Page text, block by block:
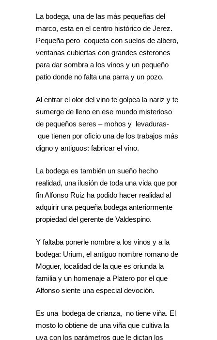
La bodega, una de las más pequeñas del
marco, esta en el centro histórico de Jerez.
Pequeña pero coqueta con suelos de albero,
ventanas cubiertas con grandes esterones
para dar sombra a los vinos y un pequeño
patio donde no falta una parra y un pozo.
Al entrar el olor del vino te golpea la nariz y te
sumerge de lleno en ese mundo misterioso
de pequeños seres – mohos y levaduras-
que tienen por oficio una de los trabajos más
digno y antiguos: fabricar el vino.
La bodega es también un sueño hecho
realidad, una ilusión de toda una vida que por
fin Alfonso Ruiz ha podido hacer realidad al
adquirir una pequeña bodega anteriormente
propiedad del gerente de Valdespino.
Y faltaba ponerle nombre a los vinos y a la
bodega: Urium, el antiguo nombre romano de
Moguer, localidad de la que es oriunda la
familia y un homenaje a Platero por el que
Alfonso siente una especial devoción.
Es una bodega de crianza, no tiene viña. El
mosto lo obtiene de una viña que cultiva la
uva con los parámetros que le dictan los